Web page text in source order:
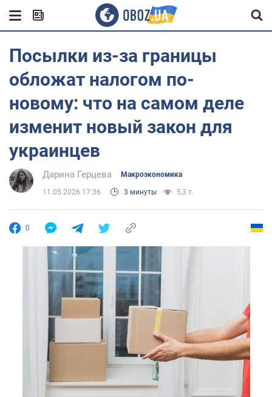
Посылки из-за границы
обложат налогом по-
новому: что на самом деле
изменит новый закон для
украинцев
Дарина Герцева Mакроэкономика
11.05.2026 17:36 3 минуты 5,3 т.
0